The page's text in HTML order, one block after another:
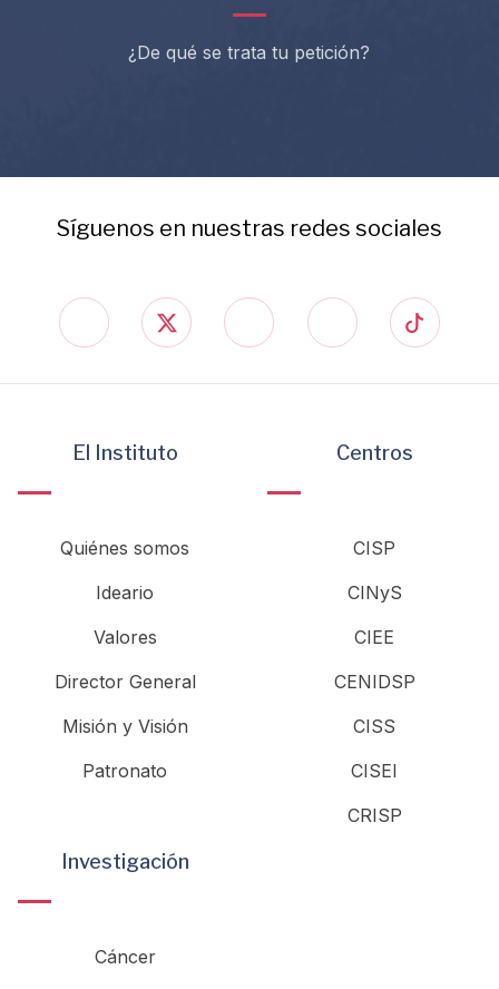
¿De qué se trata tu petición?
Síguenos en nuestras redes sociales
El Instituto
Quiénes somos
Ideario
Valores
Director General
Misión y Visión
Patronato
Centros
CISP
CINyS
CIEE
CENIDSP
CISS
CISEI
CRISP
Investigación
Cáncer